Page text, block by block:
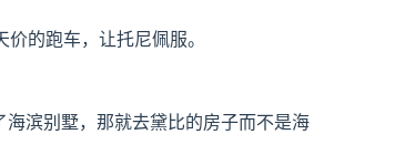
的跑车，让托尼佩服。
滨别墅，那就去黛比的房子而不是海